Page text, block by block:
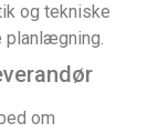
og tekniske
planlægning.
om